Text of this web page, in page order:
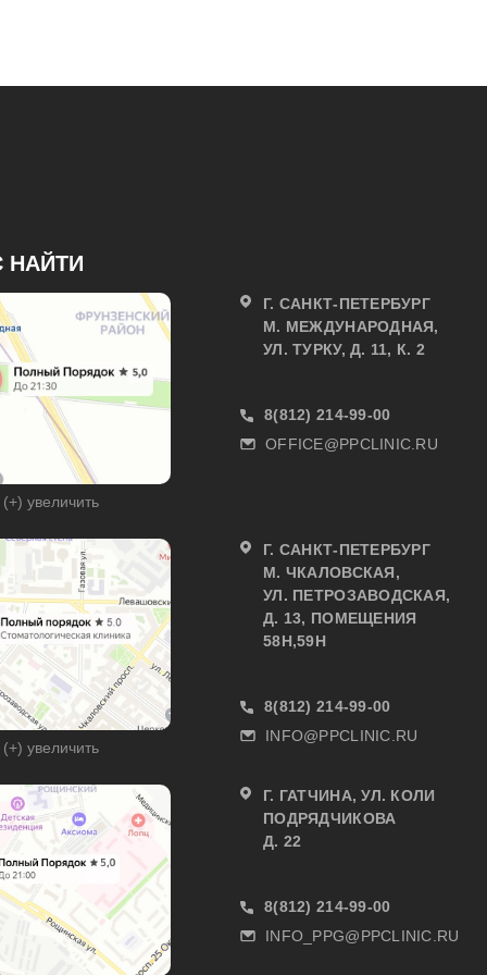
НАЙТИ
(+) увеличить
Г. САНКТ-ПЕТЕРБУРГ
М. МЕЖДУНАРОДНАЯ,
УЛ. ТУРКУ, Д. 11, К. 2
8(812) 214-99-00
OFFICE@PPCLINIC.RU
(+) увеличить
Г. САНКТ-ПЕТЕРБУРГ
М. ЧКАЛОВСКАЯ,
УЛ. ПЕТРОЗАВОДСКАЯ,
Д. 13, ПОМЕЩЕНИЯ
58Н,59Н
8(812) 214-99-00
INFO@PPCLINIC.RU
Г. ГАТЧИНА, УЛ. КОЛИ
ПОДРЯДЧИКОВА
Д. 22
8(812) 214-99-00
INFO_PPG@PPCLINIC.RU